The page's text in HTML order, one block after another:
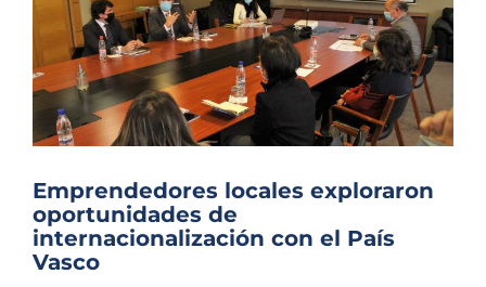
Emprendedores locales exploraron
oportunidades de
internacionalización con el País
Vasco